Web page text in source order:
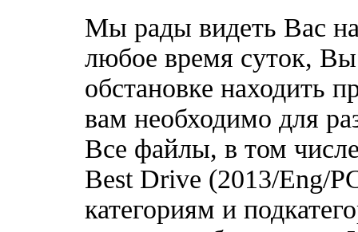
Мы рады видеть Вас
любое время суток,
обстановке находить
вам необходимо для
Все файлы, в том
Best Drive (2013/Eng/
категориям и